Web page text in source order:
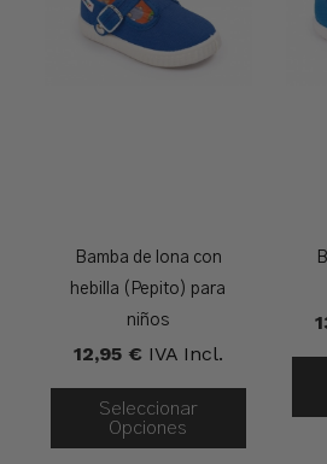
Bamba de lona con
hebilla (Pepito) para
niños
12,95 € IVA Incl.
Seleccionar
Opciones